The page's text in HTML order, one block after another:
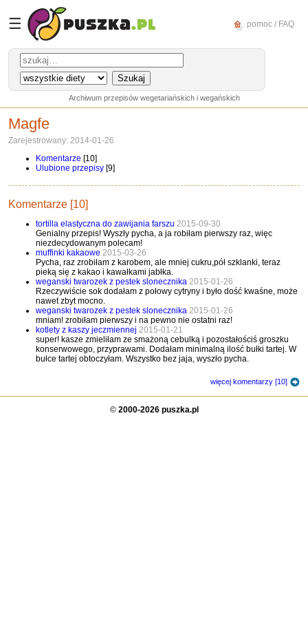
☰ pomoc / FAQ
Archiwum przepisów wegetariańskich i wegańskich
Magfe
Zarejestrowany: 2014-01-26
Komentarze [10]
Ulubione przepisy [9]
Komentarze [10]
tortilla elastyczna do zawijania farszu 2015-09-30
Genialny przepis! Wyszły pycha, a ja robiłam pierwszy raz, więc
niezdecydowanym polecam!
muffinki kakaowe 2015-03-26
Pycha, raz zrobiłam z karobem, ale mniej cukru,pół szklanki, teraz
pieką się z kakao i kawałkami jabłka.
weganski twarozek z pestek slonecznika 2015-01-26
Rzeczywiście sok dodałam z połowy cytryny i było dość kwaśne, może
nawet zbyt mocno.
weganski twarozek z pestek slonecznika 2015-01-26
mniam! zrobiłam pierwszy i na pewno nie ostatni raz!
kotlety z kaszy jeczmiennej 2015-01-21
super! kasze zmieliłam ze smażoną cebulką i pozostałościś groszku
konserwowego, przyprawami. Dodałam minimalną ilość bułki tartej. W
bułce tartej obtoczyłam. Wszystko bez jaja, wyszło pycha.
więcej komentarzy [10]
© 2000-2026 puszka.pl